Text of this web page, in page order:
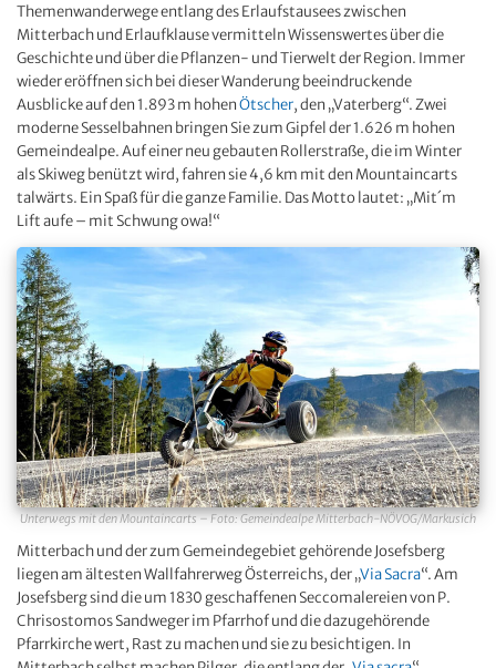
Themenwanderwege entlang des Erlaufstausees zwischen
Mitterbach und Erlaufklause vermitteln Wissenswertes über die
Geschichte und über die Pflanzen- und Tierwelt der Region. Immer
wieder eröffnen sich bei dieser Wanderung beeindruckende
Ausblicke auf den 1.893 m hohenÖtscher, den „Vaterberg“. Zwei
moderne Sesselbahnen bringen Sie zum Gipfel der 1.626 m hohen
Gemeindealpe. Auf einer neu gebauten Rollerstraße, die im Winter
als Skiweg benützt wird, fahren sie 4,6 km mit den Mountaincarts
talwärts. Ein Spaß für die ganze Familie. Das Motto lautet: „Mit´m
Lift aufe – mit Schwung owa!“
Unterwegs mit den Mountaincarts – Foto: Gemeindealpe Mitterbach-NÖVOG/Markusich
Mitterbach und der zum Gemeindegebiet gehörende Josefsberg
liegen am ältesten Wallfahrerweg Österreichs, der „Via Sacra“. Am
Josefsberg sind die um 1830 geschaffenen Seccomalereien von P.
Chrisostomos Sandweger im Pfarrhof und die dazugehörende
Pfarrkirche wert, Rast zu machen und sie zu besichtigen. In